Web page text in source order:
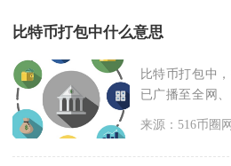
比特币打包中什么意思
比特币打包中
已广播至全网
来源：516币圈网